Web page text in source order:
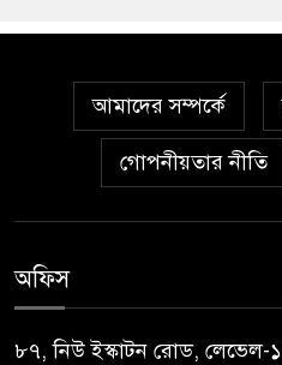
আমাদের সম্পর্কে
গোপনীয়তার নীতি
অফিস
৮৭, নিউ ইস্কাটন রোড, লেভেল-